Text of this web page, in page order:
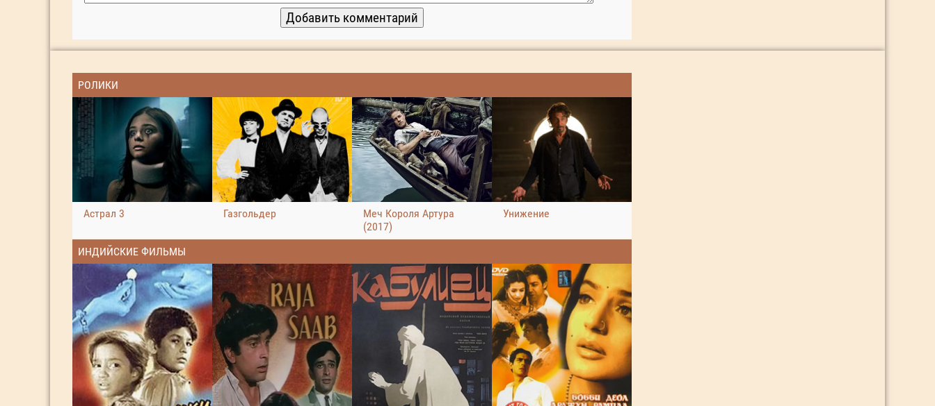
РОЛИКИ
Астрал 3 Газгольдер
Меч Короля Артура
(2017)
Унижение
ИНДИЙСКИЕ ФИЛЬМЫ